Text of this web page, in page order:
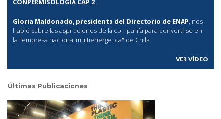
CONPERMISOLOGÍA CAP 2
Gloria Maldonado, presidenta del Directorio de ENAP, nos
habló sobre las aspiraciones de la compañía para convertirse en
la "empresa nacional multienergética" de Chile.
VER VÍDEO
Últimas Publicaciones